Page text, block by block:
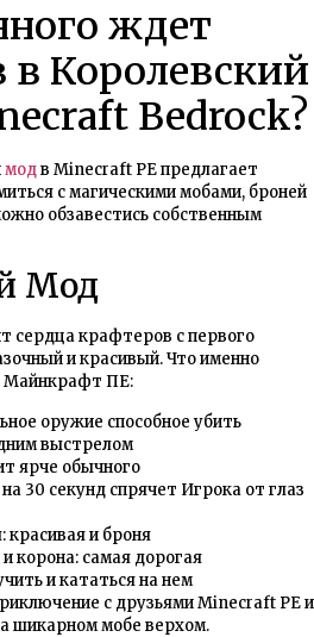
ждет
в Королевский
Bedrock?
модв Minecraft PE предлагает
с магическими мобами, броней
обзавестись собственным
Мод
сердца крафтеров с первого
и красивый. Что именно
Майнкрафт ПЕ:
оружие способное убить
выстрелом
ярче обычного
30 секунд спрячет Игрока от глаз
красивая и броня
корона: самая дорогая
и кататься на нем
с друзьями Minecraft PE и
шикарном мобе верхом.